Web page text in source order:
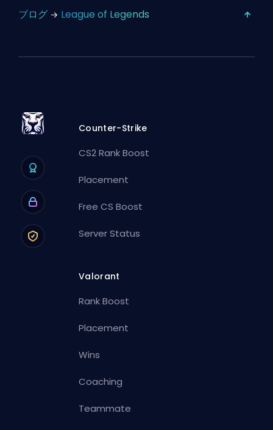
ブログ League of Legends
Counter-Strike
CS2 Rank Boost
Placement
Free CS Boost
Server Status
Valorant
Rank Boost
Placement
Wins
Coaching
Teammate